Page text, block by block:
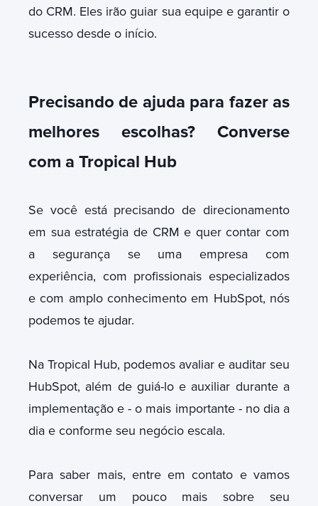
do CRM. Eles irão guiar sua equipe e garantir o
sucesso desde o início.
Precisando de ajuda para fazer as
melhores escolhas? Converse
com a Tropical Hub
Se você está precisando de direcionamento
em sua estratégia de CRM e quer contar com
a segurança se uma empresa com
experiência, com profissionais especializados
e com amplo conhecimento em HubSpot, nós
podemos te ajudar.
Na Tropical Hub, podemos avaliar e auditar seu
HubSpot, além de guiá-lo e auxiliar durante a
implementação e - o mais importante - no dia a
dia e conforme seu negócio escala.
Para saber mais, entre em contato e vamos
conversar um pouco mais sobre seu